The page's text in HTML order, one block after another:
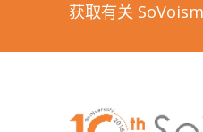
获取有关